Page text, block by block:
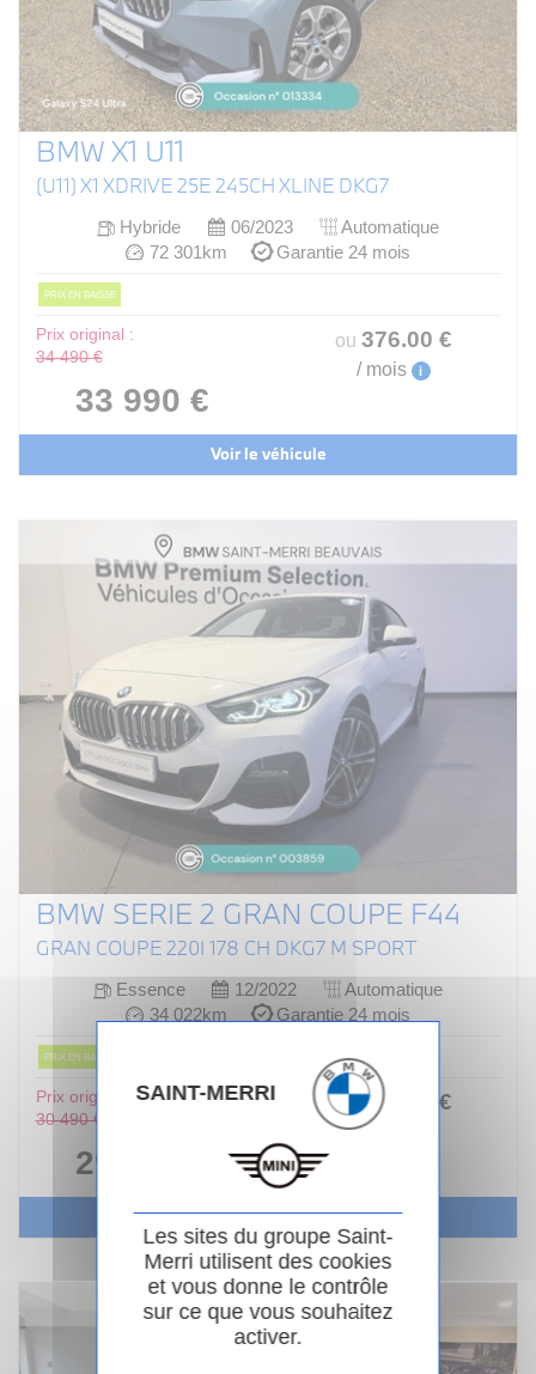
BMW X1 U11
(U11) X1 XDRIVE 25E 245CH XLINE DKG7
Hybride 06/2023
Automatique
72 301km
Garantie 24 mois
PRIX EN BAISSE
Prix original :
34 490 €
33 990 €
ou 376.00 €
/ mois i
Voir le véhicule
BMW SERIE 2 GRAN COUPE F44
GRAN COUPE 220I 178 CH DKG7 M SPORT
Essence 12/2022
Automatique
34 022km
Garantie 24 mois
PRIX EN BAISSE
Prix original :
30 490 €
29 990 €
ou363 €
/ mois
Voir le véhicule
SAINT-MERRI
Les sites du groupe Saint-
Merri utilisent des cookies
et vous donne le contrôle
sur ce que vous souhaitez
activer.